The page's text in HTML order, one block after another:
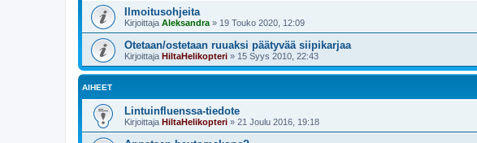
Ilmoitusohjeita
Kirjoittaja Aleksandra » 19 Touko 2020, 12:09
Otetaan/ostetaan ruuaksi päätyvää siipikarjaa
Kirjoittaja HiltaHelikopteri » 15 Syys 2010, 22:43
AIHEET
Lintuinfluenssa-tiedote
Kirjoittaja HiltaHelikopteri » 21 Joulu 2016, 19:18